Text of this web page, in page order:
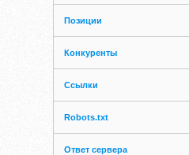
Позиции
Конкуренты
Ссылки
Robots.txt
Ответ сервера